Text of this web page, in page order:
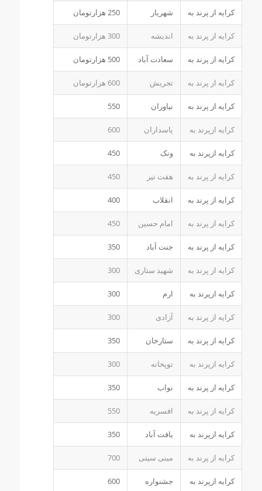
کرایه از پرند به شهریار 250 هزارتومان
کرایه از پرند به اندیشه 300 هزارتومان
کرایه از پرند به سعادت آباد 500 هزارتومان
کرایه از پرند به تجریش 600 هزارتومان
کرایه از پرند به نیاوران 550
کرایه ازپرند به پاسداران 600
کرایه ازپرند به ونک 450
کرایه از پرند به هفت تیر 450
کرایه از پرند به انقلاب 400
کرایه از پرند به امام حسین 450
کرایه از پرند به جنت آباد 350
کرایه از پرند به شهید ستاری 300
کرایه ازپرند به ارم 300
کرایه از پرند به آزادی 300
کرایه از پرند به ستارخان 350
کرایه ازپرند به توپخانه 300
کرایه از پرند به نواب 350
کرایه از پرند به افسریه 550
کرایه ازپرند به یافت آباد 350
کرایه از پرند به مینی سیتی 700
کرایه ازپرند به جشنواره 600